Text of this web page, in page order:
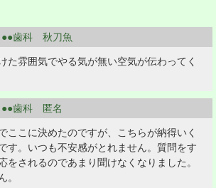
歯科 秋刀魚
た雰囲気でやる気が無い空気が伝わってく
歯科 匿名
ここに決めたのですが、こちらが納得いく
す。いつも不安感がとれません。質問をす
をされるのであまり聞けなくなりました。
。